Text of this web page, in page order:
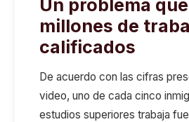
Un problema
millones de
calificados
De acuerdo con las cifras
video, uno de cada cinco
estudios superiores trabaja